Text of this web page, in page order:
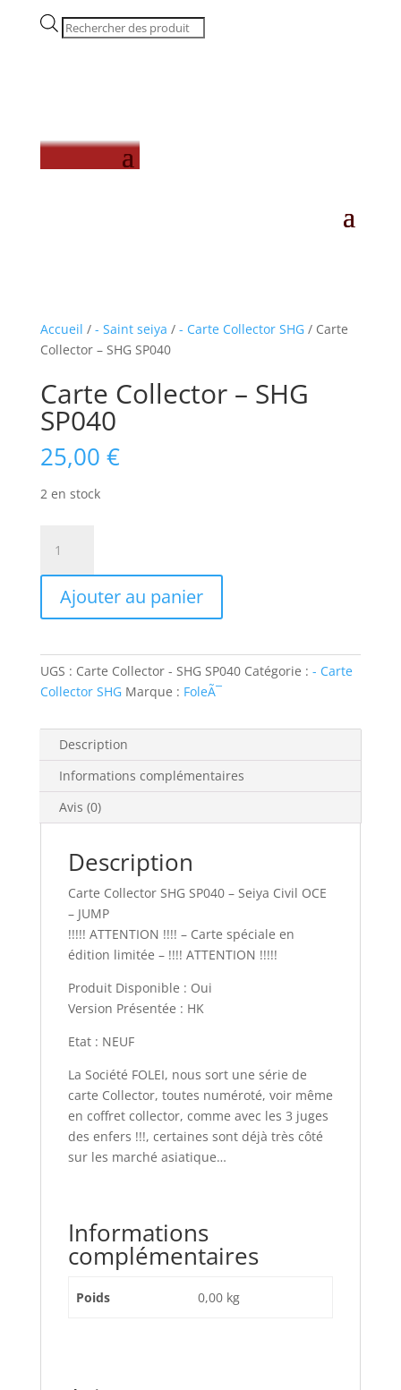
Recherche
de
Accueil / - Saint seiya / - Carte Collector SHG/ Carte
Collector – SHG SP040
Carte Collector – SHG
SP040
25,00 €
2 en stock
Carte
Collector
-
SP040
Ajouter au panier
UGS : Carte Collector - SHG SP040 Catégorie : - Carte
Collector SHG Marque : FoleÃ¯
Description
Informations complémentaires
Avis (0)
Description
Carte Collector SHG SP040 – Seiya Civil OCE
– JUMP
!!!!! ATTENTION !!!! – Carte spéciale en
édition limitée – !!!! ATTENTION !!!!!
Produit Disponible : Oui
Version Présentée : HK
Etat : NEUF
La Société FOLEI, nous sort une série de
carte Collector, toutes numéroté, voir même
en coffret collector, comme avec les 3 juges
des enfers !!!, certaines sont déjà très côté
sur les marché asiatique…
Informations
complémentaires
Poids 0,00 kg